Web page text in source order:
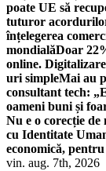
poate UE să
tuturor
înțelegerea
mondialăDoar
online.
uri simpleMai au
consultant tech:
oameni buni și
Nu e o corecție de
cu Identitate
economică,
vin. aug. 7th, 2026